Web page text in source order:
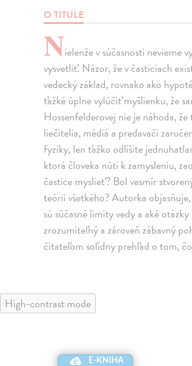
O TITULE
Nielenže v súčasnosti nevieme
vysvetliť. Názor, že v časticiach
vedecký základ, rovnako ako
ťažké úplne vylúčiť myšlienku, že
Hossenfelderovej nie je náhoda,
liečitelia, médiá a predavači
fyziky, len ťažko odlíšite
ktorá človeka núti k zamysleniu,
častice myslieť? Bol vesmír
teórii všetkého? Autorka
sú súčasné limity vedy a aké
zrozumiteľný a zároveň zábavný
čitateľom solídny prehľad o tom,
High-contrast mode
E-KNIHA